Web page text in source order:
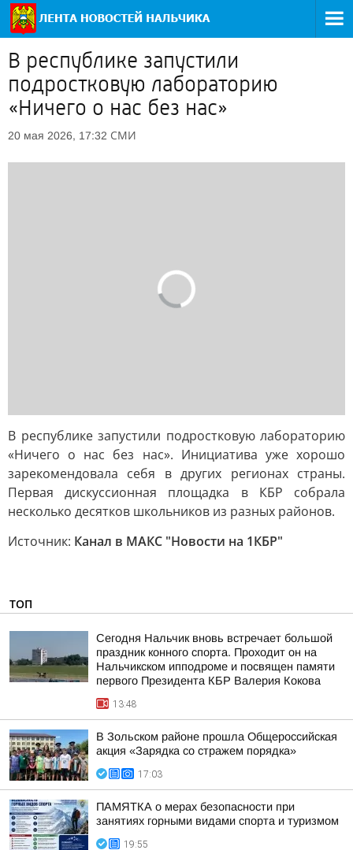
В республике запустили
подростковую лабораторию
«Ничего о нас без нас»
20 мая 2026, 17:32 СМИ
В республике запустили подростковую лабораторию
«Ничего о нас без нас». Инициатива уже хорошо
зарекомендовала себя в других регионах страны.
Первая дискуссионная площадка в КБР собрала
несколько десятков школьников из разных районов.
Источник: Канал в МАКС "Новости на 1КБР"
ТОП
Сегодня Нальчик вновь встречает большой
праздник конного спорта. Проходит он на
Нальчикском ипподроме и посвящен памяти
первого Президента КБР Валерия Кокова
13:48
В Зольском районе прошла Общероссийская
акция «Зарядка со стражем порядка»
17:03
ПАМЯТКА о мерах безопасности при
занятиях горными видами спорта и туризмом
19:55